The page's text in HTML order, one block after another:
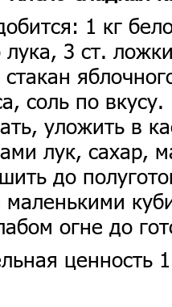
1 кг
лука, 3 ст.
соль по вкусу.
уложить в
лук, сахар,
до
маленькими
огне до
ценность